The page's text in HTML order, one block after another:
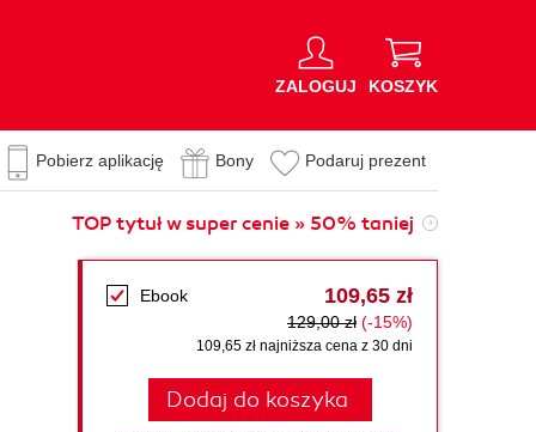
ZALOGUJ KOSZYK
Pobierz aplikację Bony Podaruj prezent
TOP tytuł w super cenie » 50% taniej
Ebook 109,65 zł
129,00 zł (-15%)
109,65 zł najniższa cena z 30 dni
Dodaj do koszyka